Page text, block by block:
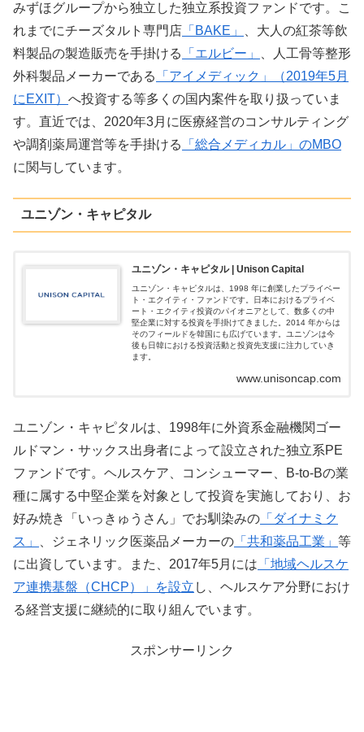
みずほグループから独立した独立系投資ファンドです。こ
れまでにチーズタルト専門店 「BAKE」
、大人の紅茶等飲
料製品の製造販売を手掛ける
「エルビー」
、人工骨等整形
外科製品メーカーである
「アイメディック」（2019年5月
にEXIT） へ投資する等多くの国内案件を取り扱っていま
す。直近では、2020年3月に医療経営のコンサルティング
や調剤薬局運営等を手掛ける
「総合メディカル」のMBO
に関与しています。
ユニゾン・キャピタル
ユニゾン・キャピタル | Unison Capital
ユニゾン・キャピタルは、1998 年に創業したプライベー
ト・エクイティ・ファンドです。⽇本におけるプライベ
ート・エクイティ投資のパイオニアとして、数多くの中
堅企業に対する投資を手掛けてきました。2014 年からは
そのフィールドを韓国にも広げています。ユニゾンは今
後も⽇韓における投資活動と投資先⽀援に注⼒していき
ます。
www.unisoncap.com
ユニゾン・キャピタルは、1998年に外資系金融機関ゴー
ルドマン・サックス出身者によって設立された独立系PE
ファンドです。ヘルスケア、コンシューマー、B-to-Bの業
種に属する中堅企業を対象として投資を実施しており、お
好み焼き「いっきゅうさん」でお馴染みの 「ダイナミク
ス」
、ジェネリック医薬品メーカーの 「共和薬品工業」 等
に出資しています。また、2017年5月には 「地域ヘルスケ
ア連携基盤（CHCP）」を設立 し、ヘルスケア分野におけ
る経営支援に継続的に取り組んでいます。
スポンサーリンク